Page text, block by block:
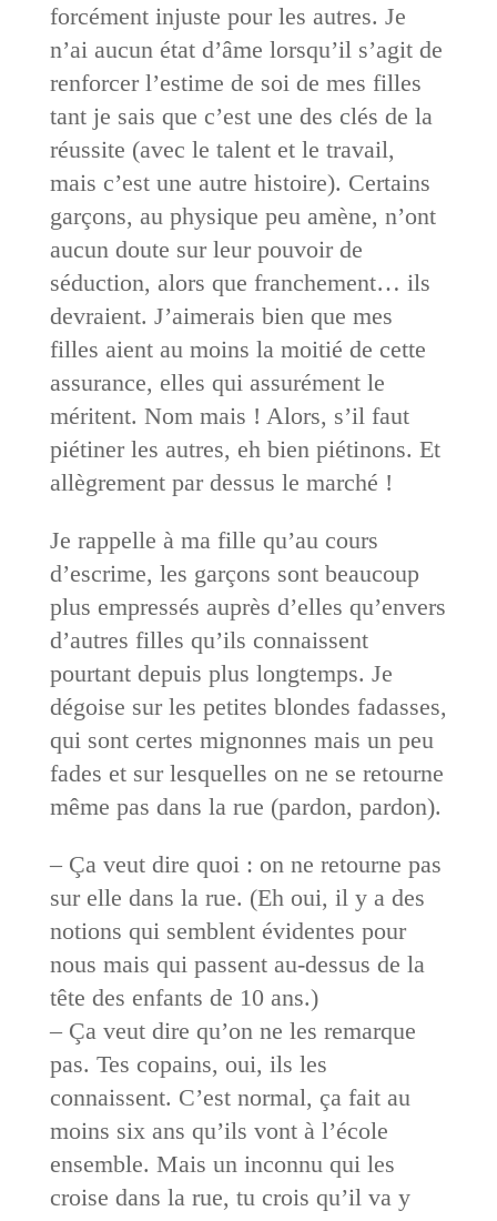
forcément injuste pour les autres. Je
n’ai aucun état d’âme lorsqu’il s’agit de
renforcer l’estime de soi de mes filles
tant je sais que c’est une des clés de la
réussite (avec le talent et le travail,
mais c’est une autre histoire). Certains
garçons, au physique peu amène, n’ont
aucun doute sur leur pouvoir de
séduction, alors que franchement… ils
devraient. J’aimerais bien que mes
filles aient au moins la moitié de cette
assurance, elles qui assurément le
méritent. Nom mais ! Alors, s’il faut
piétiner les autres, eh bien piétinons. Et
allègrement par dessus le marché !
Je rappelle à ma fille qu’au cours
d’escrime, les garçons sont beaucoup
plus empressés auprès d’elles qu’envers
d’autres filles qu’ils connaissent
pourtant depuis plus longtemps. Je
dégoise sur les petites blondes fadasses,
qui sont certes mignonnes mais un peu
fades et sur lesquelles on ne se retourne
même pas dans la rue (pardon, pardon).
– Ça veut dire quoi : on ne retourne pas
sur elle dans la rue. (Eh oui, il y a des
notions qui semblent évidentes pour
nous mais qui passent au-dessus de la
tête des enfants de 10 ans.)
– Ça veut dire qu’on ne les remarque
pas. Tes copains, oui, ils les
connaissent. C’est normal, ça fait au
moins six ans qu’ils vont à l’école
ensemble. Mais un inconnu qui les
croise dans la rue, tu crois qu’il va y